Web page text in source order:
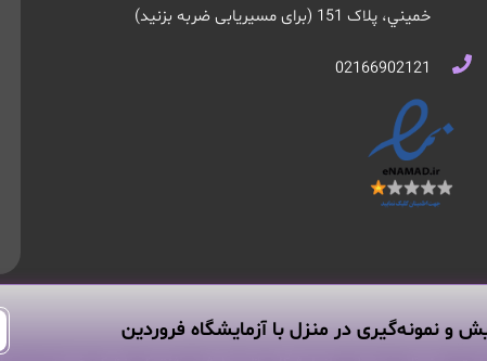
خميني، پلاک 151 (برای مسیریابی ضربه بزنید)
02166902121
و نمونه‌گیری در منزل با آزمایشگاه فروردین